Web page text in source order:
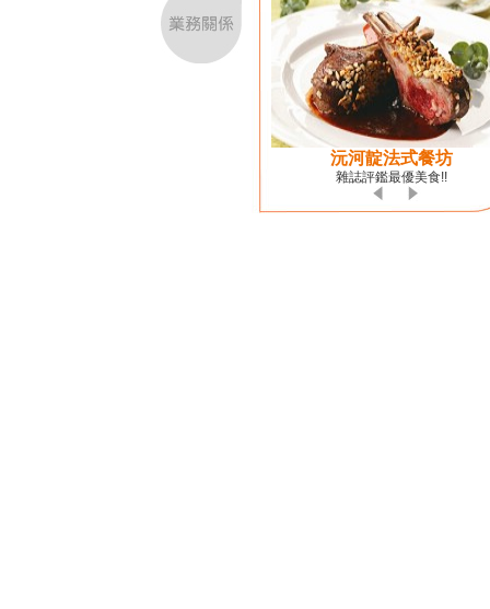
沅河靛法式餐坊
雜誌評鑑最優美食!!